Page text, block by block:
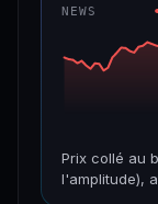
CONFIANCE
NEWS
Prix collé au
l'amplitude),